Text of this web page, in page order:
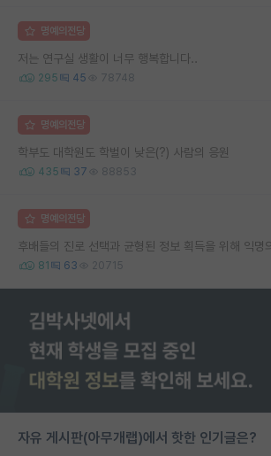
명예의전당
저는 연구실 생활이 너무 행복합니다..
295 45 78748
명예의전당
학부도 대학원도 학벌이 낮은(?) 사람의 응원
435 37 88853
명예의전당
81 63 20715
자유 게시판(아무개랩)에서 핫한 인기글은?